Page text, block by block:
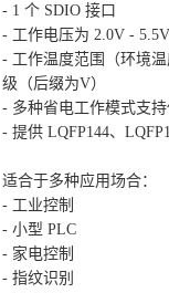
- 1 个 SDIO 接口
- 工作电压为 2.0V -
- 工作温度范围（环境
级 （后缀为V）
- 多种省电工作模式支
- 提供 LQFP144、
适合于多种应用场合：
- 工业控制
- 小型 PLC
- 家电控制
- 指纹识别